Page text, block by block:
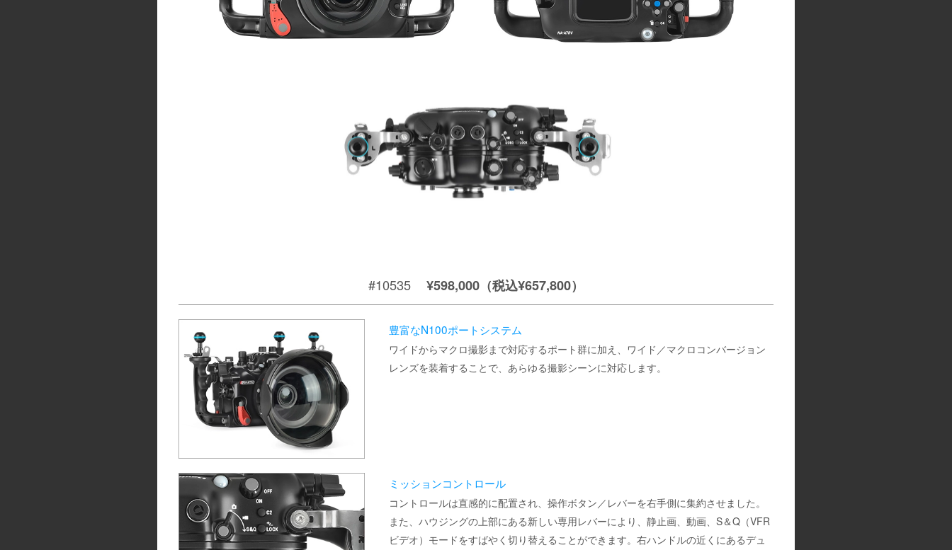
#10535 ¥598,000（税込¥657,800）
豊富なN100ポートシステム
ワイドからマクロ撮影まで対応するポート群に加え、ワイド／マクロコンバージョン
レンズを装着することで、あらゆる撮影シーンに対応します。
ミッションコントロール
コントロールは直感的に配置され、操作ボタン／レバーを右手側に集約させました。
また、ハウジングの上部にある新しい専用レバーにより、静止画、動画、S＆Q（VFR
ビデオ）モードをすばやく切り替えることができます。右ハンドルの近くにあるデュ